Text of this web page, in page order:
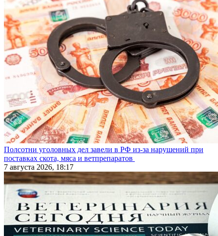
Полсотни уголовных дел завели в РФ из-за нарушений при
поставках скота, мяса и ветпрепаратов
7 августа 2026, 18:17